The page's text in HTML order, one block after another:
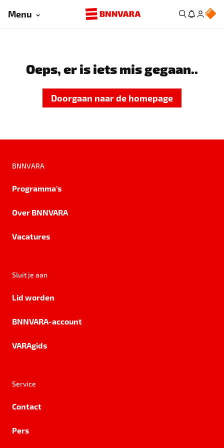
Menu
Oeps, er is iets mis gegaan..
Doorgaan naar de homepage
BNNVARA
Programma's
Over BNNVARA
Vacatures
Sluit je aan
Lid worden
BNNVARA-account
VARAgids
Service
Contact
Pers